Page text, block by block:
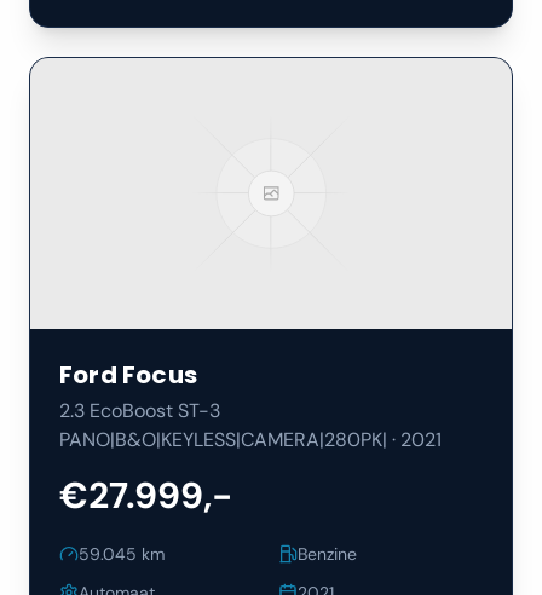
Ford Focus
2.3 EcoBoost ST-3
PANO|B&O|KEYLESS|CAMERA|280PK| · 2021
€27.999,-
59.045 km
Benzine